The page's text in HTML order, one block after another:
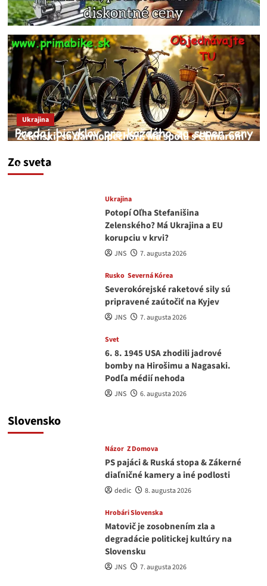
Zo sveta
Ukrajina
Zelenskij sa darmo pechorí. Má spolu s Chmarom
medvedar
Ukrajina
Potopí Oľha Stefanišina
Zelenského? Má Ukrajina a EU
korupciu v krvi?
JNS 7. augusta 2026
Rusko Severná Kórea
Severokórejské raketové sily sú
pripravené zaútočiť na Kyjev
JNS 7. augusta 2026
Svet
6. 8. 1945 USA zhodili jadrové
bomby na Hirošimu a Nagasaki.
Podľa médií nehoda
JNS 6. augusta 2026
Slovensko
Názor Z Domova
PS pajáci & Ruská stopa & Zákerné
diaľničné kamery a iné podlosti
dedic 8. augusta 2026
Hrobári Slovenska
Matovič je zosobnením zla a
degradácie politickej kultúry na
Slovensku
JNS 7. augusta 2026